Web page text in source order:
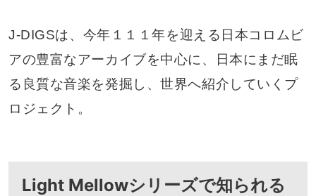
J-DIGSは、今年１１１年を迎える日本コロムビ
アの豊富なアーカイブを中心に、日本にまだ眠
る良質な音楽を発掘し、世界へ紹介していくプ
ロジェクト。
Light Mellowシリーズで知られる